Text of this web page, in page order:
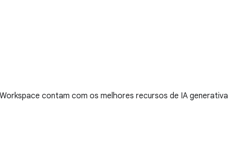
contam com os melhores recursos de IA generativa